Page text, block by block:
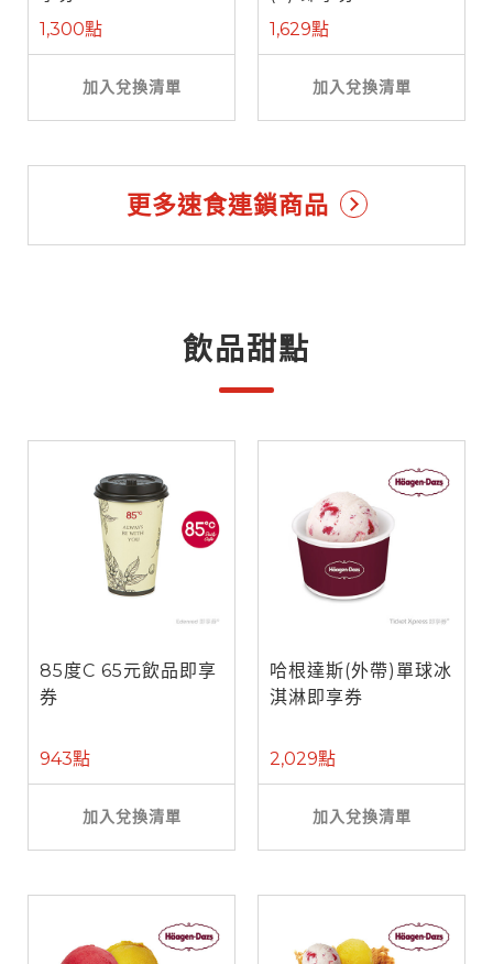
1,300點
加入兌換清單
1,629點
加入兌換清單
更多速食連鎖商品
飲品甜點
85度C 65元飲品即享
券
943點
加入兌換清單
哈根達斯(外帶)單球冰
淇淋即享券
2,029點
加入兌換清單